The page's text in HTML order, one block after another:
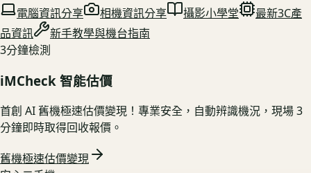
電腦資訊分享 相機資訊分享 攝影小學堂
最新3C產
品資訊
新手教學與機台指南
3分鐘檢測
iMCheck 智能估價
首創 AI 舊機極速估價變現！專業安全，自動辨識機況，現場 3
分鐘即時取得回收報價。
舊機極速估價變現